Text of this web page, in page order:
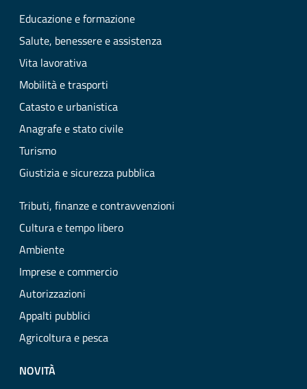
Educazione e formazione
Salute, benessere e assistenza
Vita lavorativa
Mobilità e trasporti
Catasto e urbanistica
Anagrafe e stato civile
Turismo
Giustizia e sicurezza pubblica
Tributi, finanze e contravvenzioni
Cultura e tempo libero
Ambiente
Imprese e commercio
Autorizzazioni
Appalti pubblici
Agricoltura e pesca
NOVITÀ